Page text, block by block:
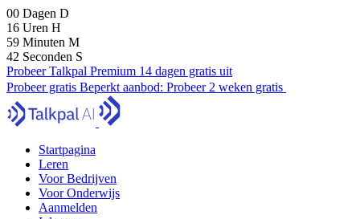
00 Dagen D
16 Uren H
59 Minuten M
40 Seconden S
Probeer Talkpal Premium 14 dagen gratis uit
Probeer gratis Beperkt aanbod: Probeer 2 weken gratis
Startpagina
Leren
Voor Bedrijven
Voor Onderwijs
Aanmelden